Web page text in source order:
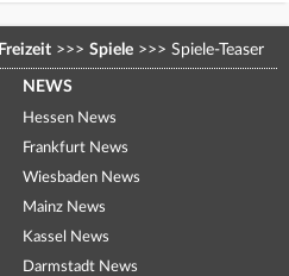
Freizeit >>> Spiele >>> Spiele-Teaser
NEWS
Hessen News
Frankfurt News
Wiesbaden News
Mainz News
Kassel News
Darmstadt News